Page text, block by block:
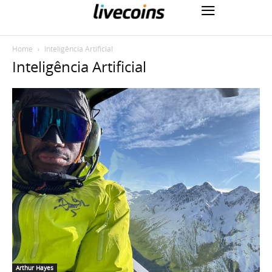
Home Inteligência Artificial
Inteligência Artificial
Arthur Hayes